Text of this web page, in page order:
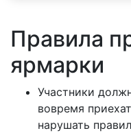
Правила
ярмарки
Участники
вовремя
нарушать